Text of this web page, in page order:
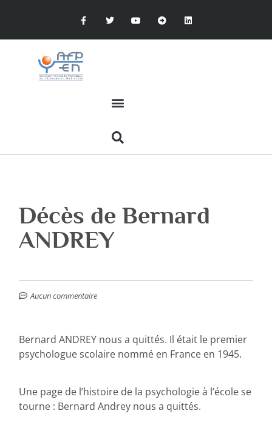
Décès de Bernard
ANDREY
Aucun commentaire
Bernard ANDREY nous a quittés. Il était le premier
psychologue scolaire nommé en France en 1945.
Une page de l’histoire de la psychologie à l’école se
tourne : Bernard Andrey nous a quittés.